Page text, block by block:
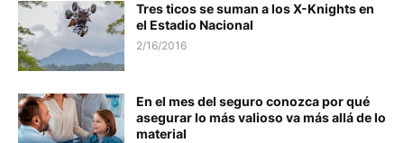
Tres ticos se suman a los X-Knights en
el Estadio Nacional
2/16/2016
En el mes del seguro conozca por qué
asegurar lo más valioso va más allá de lo
material